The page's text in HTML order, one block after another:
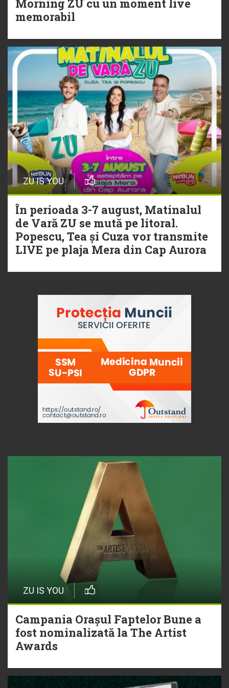
Torpedoul lui Morar: Theo Rose -
Morning ZU cu un moment live
memorabil
ZU IS YOU
În perioada 3-7 august, Matinalul
de Vară ZU se mută pe litoral.
Popescu, Tea și Cuza vor transmite
LIVE pe plaja Mera din Cap Aurora
ZU IS YOU
Campania Orașul Faptelor Bune a
fost nominalizată la The Artist
Awards